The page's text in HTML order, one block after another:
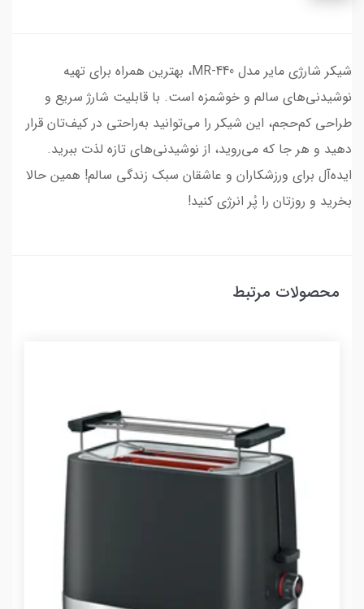
شیکر شارژی مایر مدل MR-440، بهترین همراه برای تهیه
نوشیدنی‌های سالم و خوشمزه است. با قابلیت شارژ سریع و
طراحی کم‌حجم، این شیکر را می‌توانید به‌راحتی در کیف‌تان قرار
دهید و هر جا که می‌روید، از نوشیدنی‌های تازه لذت ببرید.
ایده‌آل برای ورزشکاران و عاشقان سبک زندگی سالم! همین حالا
بخرید و روزتان را پُر انرژی کنید!
محصولات مرتبط